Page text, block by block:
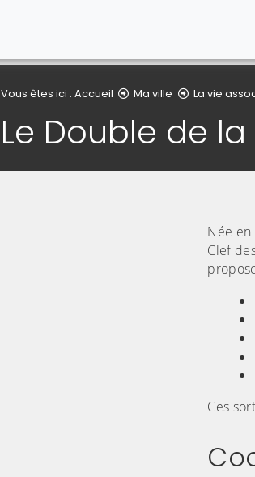
Vous êtes ici : Accueil Ma ville La vie
Le Double de
Née
Clef
Ces